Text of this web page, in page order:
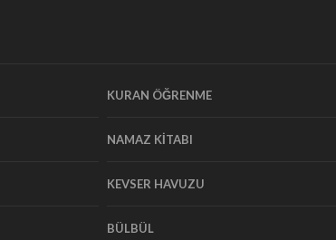
KURAN ÖĞRENME
NAMAZ KİTABI
KEVSER HAVUZU
BÜLBÜL